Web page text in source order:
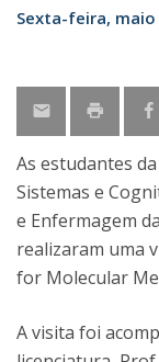
Sexta-feira, maio
As estudantes
Sistemas e
e Enfermagem
realizaram uma
for Molecular
A visita foi